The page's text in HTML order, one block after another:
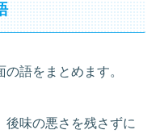
語をまとめます。
後味の悪さを残さずに